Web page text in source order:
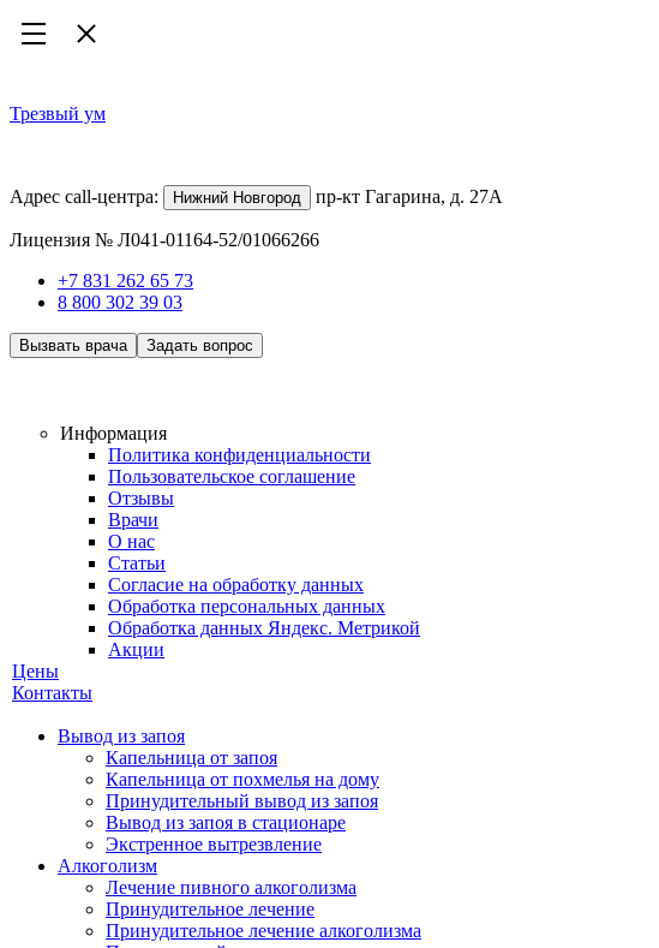
Трезвый ум
Адрес call-центра: Нижний Новгород пр-кт Гагарина, д. 27А
Лицензия № Л041-01164-52/01066266
+7 831 262 65 73
8 800 302 39 03
Вызвать врача Задать вопрос
Информация
Политика конфиденциальности
Пользовательское соглашение
Отзывы
Врачи
О нас
Статьи
Согласие на обработку данных
Обработка персональных данных
Обработка данных Яндекс. Метрикой
Акции
Цены
Контакты
Вывод из запоя
Капельница от запоя
Капельница от похмелья на дому
Принудительный вывод из запоя
Вывод из запоя в стационаре
Экстренное вытрезвление
Алкоголизм
Лечение пивного алкоголизма
Принудительное лечение
Принудительное лечение алкоголизма